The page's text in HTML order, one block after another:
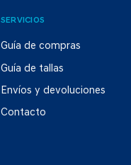
SERVICIOS
Guía de compras
Guía de tallas
Envíos y devoluciones
Contacto